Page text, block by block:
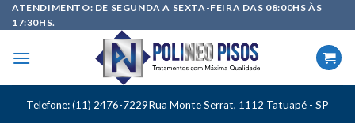
Skip
to
ATENDIMENTO: DE SEGUNDA A SEXTA-FEIRA DAS 08:00HS ÀS
17:30HS.
Telefone: (11) 2476-7229Rua Monte Serrat, 1112 Tatuapé - SP